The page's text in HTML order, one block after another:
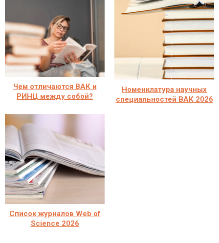
Чем отличаются ВАК и
РИНЦ между собой?
Номенклатура научных
специальностей ВАК 2026
Список журналов Web of
Science 2026